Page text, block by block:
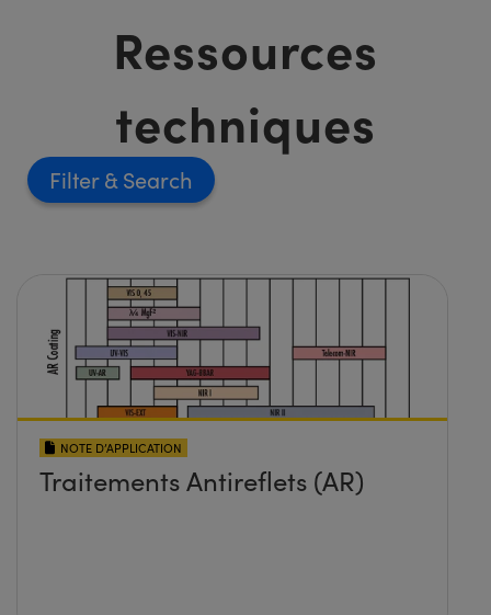
Ressources
techniques
Filter
NOTE D’APPLICATION
Traitements Antireflets (AR)